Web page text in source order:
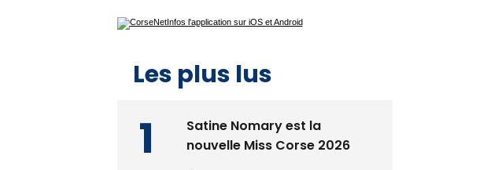
Les plus lus
Satine Nomary est la
nouvelle Miss Corse 2026